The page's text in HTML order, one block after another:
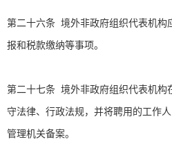
第二十六条 境外非政府组织代表机构
报和税款缴纳等事项。
第二十七条 境外非政府组织代表机构
守法律、行政法规，并将聘用的工作
管理机关备案。